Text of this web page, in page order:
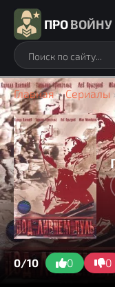
ПРОВОЙНУ
Главная»Сериалы
0/10 0 0